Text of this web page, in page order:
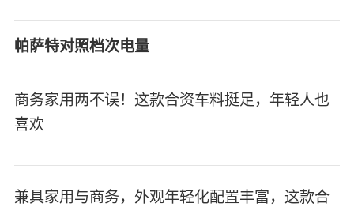
帕萨特对照档次电量
商务家用两不误！这款合资车料挺足，年轻人也
喜欢
兼具家用与商务，外观年轻化配置丰富，这款合